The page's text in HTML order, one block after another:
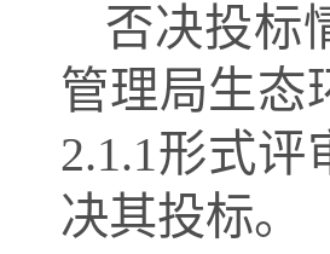
否决投标
管理局生态
2.1.1形式
决其投标。